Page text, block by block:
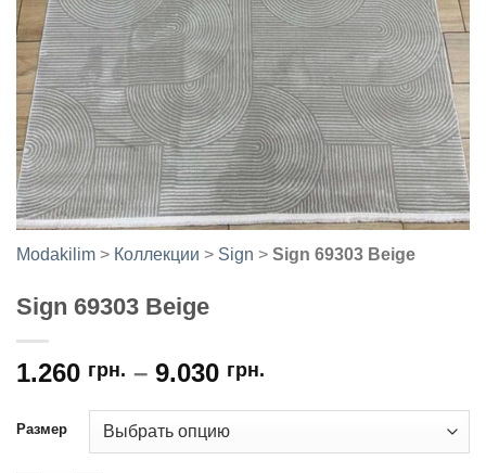
Modakilim > Коллекции > Sign > Sign 69303 Beige
Sign 69303 Beige
1.260 грн. – 9.030 грн.
Размер